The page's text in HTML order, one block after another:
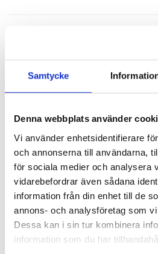
Samtycke
Denna webbplats använder
Vi använder enhetsidentifierare
och annonserna till användarna,
för sociala medier och analysera
vidarebefordrar även sådana
information från din enhet till de
annons- och analysföretag som
Dessa kan i sin tur kombinera
information som du har
Artikelnummer
Diameter
25
Form
Färg
Vit
Färg insida
Fäste